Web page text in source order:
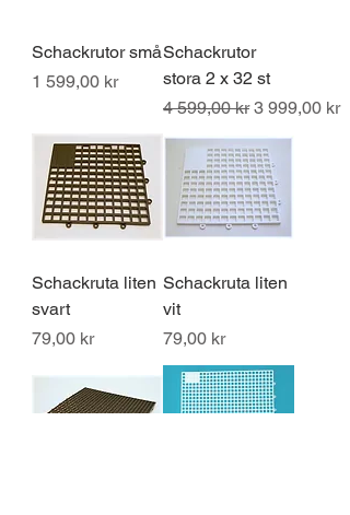
Schackrutor små
Pris
1 599,00 kr
Schackrutor
stora 2 x 32 st
Ordinarie pris
4 599,00 kr Reapris
3 999,00 kr
Schackruta liten
svart
Pris
79,00 kr
Schackruta liten
vit
Pris
79,00 kr